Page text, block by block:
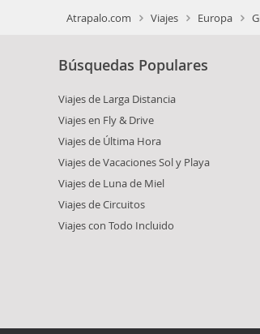
Atrapalo.com Viajes Europa
Búsquedas Populares
Viajes de Larga Distancia
Viajes en Fly & Drive
Viajes de Última Hora
Viajes de Vacaciones Sol y Playa
Viajes de Luna de Miel
Viajes de Circuitos
Viajes con Todo Incluido